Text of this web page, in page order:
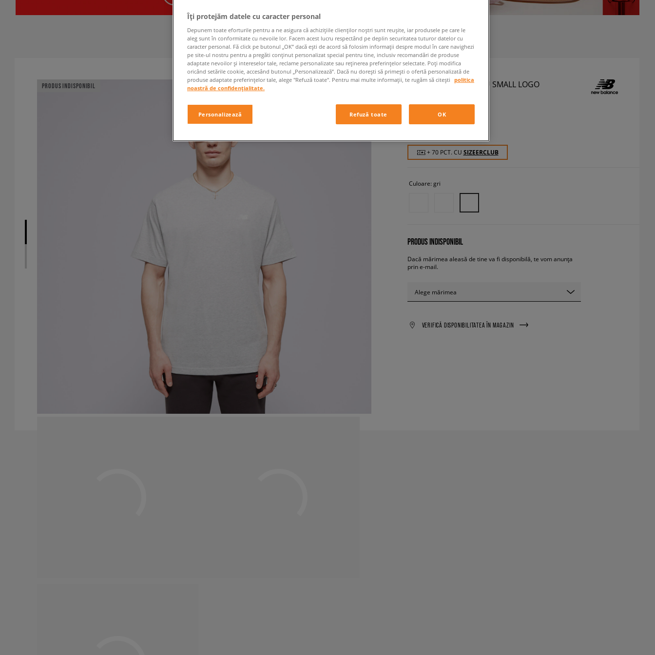
PRODUS INDISPONIBIL NEW BALANCE TRICOU SMALL LOGO
+ 70 PCT. CU SIZEERCLUB
Culoare: gri
PRODUS INDISPONIBIL
Dacă mărimea aleasă de tine va fi disponibilă, te vom anunța
prin e-mail.
Alege mărimea
VERIFICĂ DISPONIBILITATEA ÎN MAGAZIN
Îți protejăm datele cu caracter personal
Depunem toate eforturile pentru a ne asigura că achizițiile clienților noștri sunt reușite, iar produsele pe care le
aleg sunt în conformitate cu nevoile lor. Facem acest lucru respectând pe deplin securitatea tuturor datelor cu
caracter personal. Fă click pe butonul „OK” dacă ești de acord să folosim informații despre modul în care navighezi
pe site-ul nostru pentru a pregăti conținut personalizat special pentru tine, inclusiv recomandări de produse
adaptate nevoilor și intereselor tale, reclame personalizate sau reținerea preferințelor selectate. Poți modifica
oricând setările cookie, accesând butonul „Personalizează”. Dacă nu dorești să primești o ofertă personalizată de
produse adaptate preferințelor tale, alege "Refuză toate". Pentru mai multe informații, te rugăm să citești politica
noastră de confidențialitate.
Personalizează Refuză toate OK